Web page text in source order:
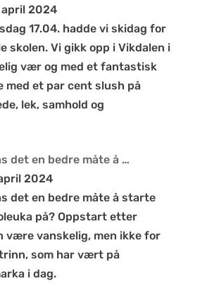
april 2024
17.04. hadde vi skidag for
skolen. Vi gikk opp i Vikdalen i
vær og med et fantastisk
med et par cent slush på
lek, samhold og
det en bedre måte å …
2024
det en bedre måte å starte
på? Oppstart etter
være vanskelig, men ikke for
som har vært på
i dag.